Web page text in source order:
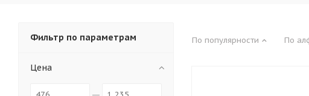
По популярности По
Фильтр по параметрам
Цена